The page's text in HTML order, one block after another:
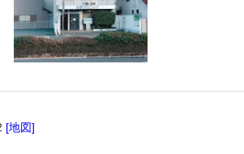
[地図]